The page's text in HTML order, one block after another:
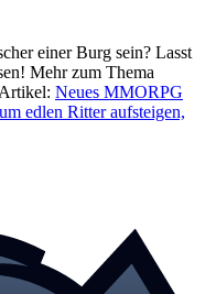
einer Burg sein? Lasst
Mehr zum Thema
Neues MMORPG
edlen Ritter aufsteigen,